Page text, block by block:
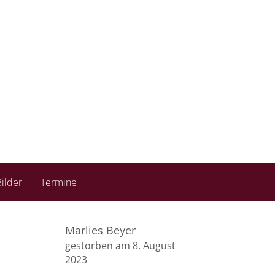
Termine
Marlies Beyer
gestorben am 8. August
2023